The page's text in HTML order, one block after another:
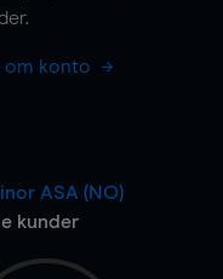
om konto
ASA (NO)
kunder